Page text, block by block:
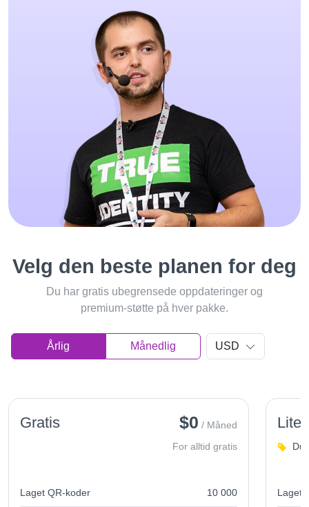
Velg den beste planen for deg
Du har gratis ubegrensede oppdateringer og
premium-støtte på hver pakke.
Årlig Månedlig USD
Gratis $0 / Måned
For alltid gratis
Laget QR-koder 10 000
Lite
Du
Laget